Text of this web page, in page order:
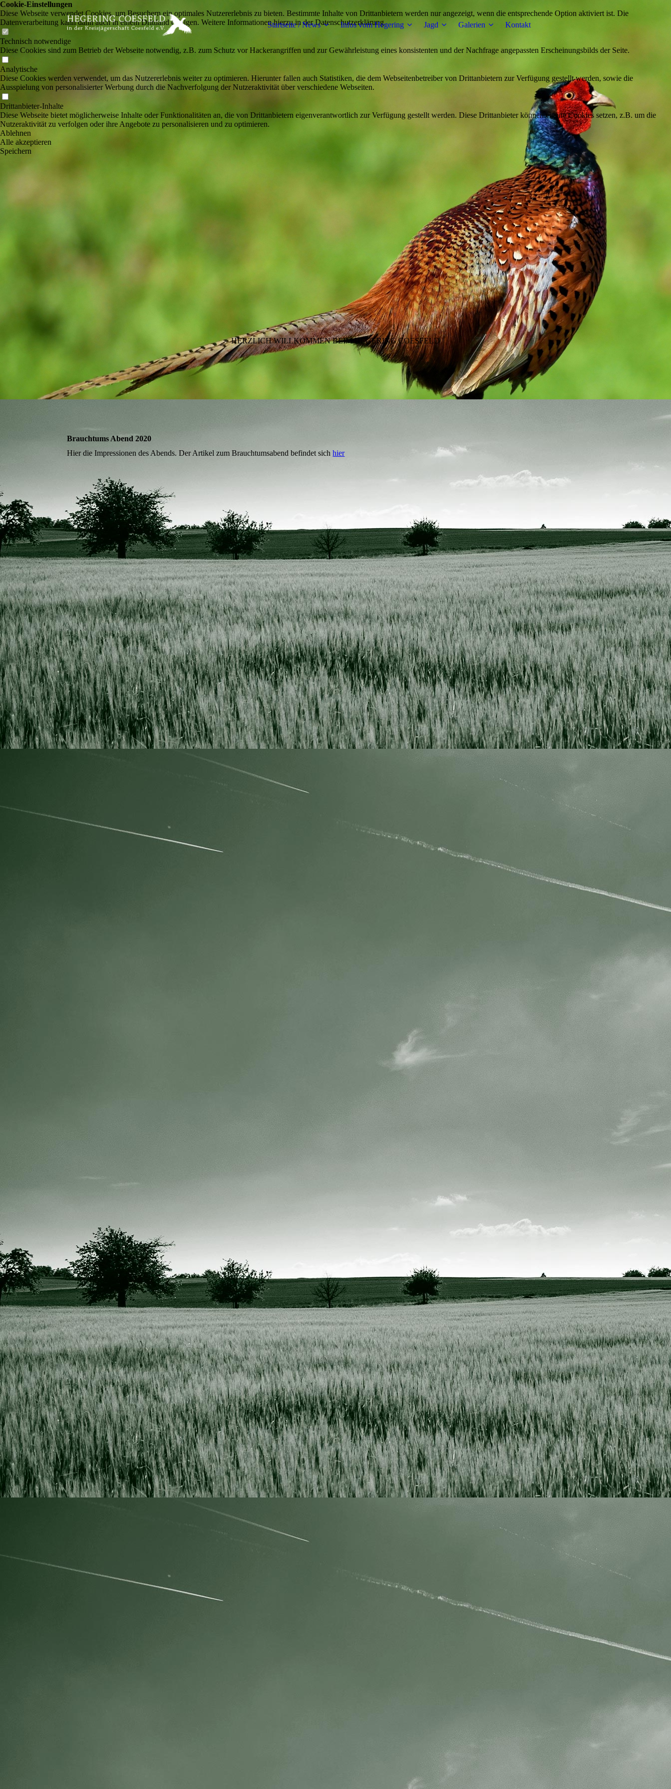
Startseite / News Infos vom Hegering Jagd Galerien Kontakt
HERZLICH WILLKOMMEN BEIM HEGERING COESFELD
Brauchtums Abend 2020
Hier die Impressionen des Abends. Der Artikel zum Brauchtumsabend befindet sichhier
Cookie-Einstellungen
Diese Webseite verwendet Cookies, um Besuchern ein optimales Nutzererlebnis zu bieten. Bestimmte Inhalte von Drittanbietern werden nur angezeigt, wenn die entsprechende Option aktiviert ist. Die
Datenverarbeitung kann dann auch in einem Drittland erfolgen. Weitere Informationen hierzu in der Datenschutzerklärung.
Technisch notwendige
Diese Cookies sind zum Betrieb der Webseite notwendig, z.B. zum Schutz vor Hackerangriffen und zur Gewährleistung eines konsistenten und der Nachfrage angepassten Erscheinungsbilds der Seite.
Analytische
Diese Cookies werden verwendet, um das Nutzererlebnis weiter zu optimieren. Hierunter fallen auch Statistiken, die dem Webseitenbetreiber von Drittanbietern zur Verfügung gestellt werden, sowie die
Ausspielung von personalisierter Werbung durch die Nachverfolgung der Nutzeraktivität über verschiedene Webseiten.
Drittanbieter-Inhalte
Diese Webseite bietet möglicherweise Inhalte oder Funktionalitäten an, die von Drittanbietern eigenverantwortlich zur Verfügung gestellt werden. Diese Drittanbieter können eigene Cookies setzen, z.B. um die
Nutzeraktivität zu verfolgen oder ihre Angebote zu personalisieren und zu optimieren.
Ablehnen
Alle akzeptieren
Speichern